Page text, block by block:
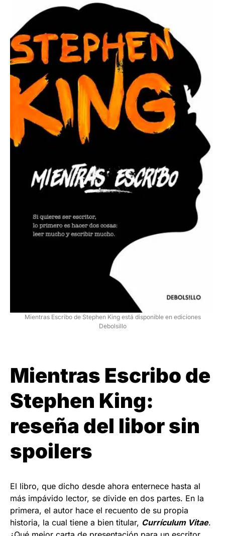
Mientras Escribo de Stephen King está disponible en ediciones
Debolsillo
Mientras Escribo de
Stephen King:
reseña del libor sin
spoilers
El libro, que dicho desde ahora enternece hasta al
más impávido lector, se divide en dos partes. En la
primera, el autor hace el recuento de su propia
historia, la cual tiene a bien titular, Currículum Vitae.